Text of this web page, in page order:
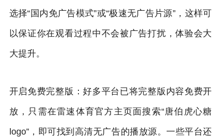
选择“国内免广告模式”或“极速无广告片源”，这样可
以保证你在观看过程中不会被广告打扰，体验会大
大提升。
开启免费完整版：好多平台已将完整版内容免费开
放，只需在雷速体育官方主页面搜索“唐伯虎心糖
logo”，即可找到高清无广告的播放源。一些平台还